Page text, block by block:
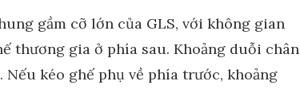
gầm cỡ lớn của GLS, với không gian
thương gia ở phía sau. Khoảng duỗi chân
Nếu kéo ghế phụ về phía trước, khoảng